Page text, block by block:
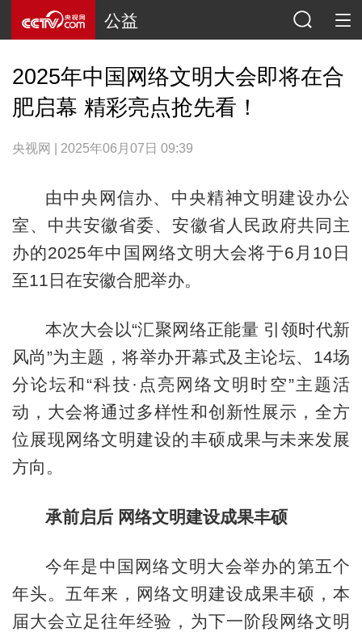
公益
2025年中国网络文明大会即将在合
肥启幕 精彩亮点抢先看！
央视网 | 2025年06月07日 09:39
由中央网信办、中央精神文明建设办公
室、中共安徽省委、安徽省人民政府共同主
办的2025年中国网络文明大会将于6月10日
至11日在安徽合肥举办。
本次大会以“汇聚网络正能量 引领时代新
风尚”为主题，将举办开幕式及主论坛、14场
分论坛和“科技·点亮网络文明时空”主题活
动，大会将通过多样性和创新性展示，全方
位展现网络文明建设的丰硕成果与未来发展
方向。
承前启后 网络文明建设成果丰硕
今年是中国网络文明大会举办的第五个
年头。五年来，网络文明建设成果丰硕，本
届大会立足往年经验，为下一阶段网络文明